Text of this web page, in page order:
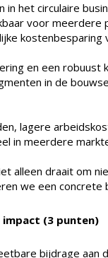
het circulaire
voor
kostenbesparing
en een
in de
lagere
in meerdere
alleen draait om
we een
impact (3 punten)
bijdrage